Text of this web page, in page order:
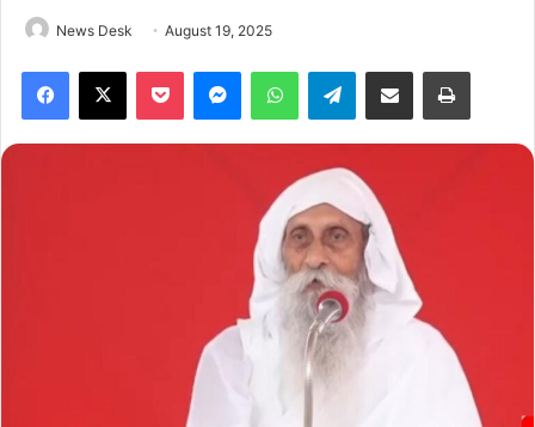
News Desk August 19, 2025
Telegram